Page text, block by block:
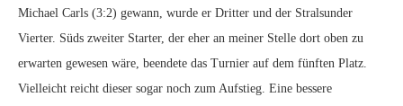
Michael Carls (3:2) gewann, wurde er Dritter und der Stralsunder
Vierter. Süds zweiter Starter, der eher an meiner Stelle dort oben zu
erwarten gewesen wäre, beendete das Turnier auf dem fünften Platz.
Vielleicht reicht dieser sogar noch zum Aufstieg. Eine bessere